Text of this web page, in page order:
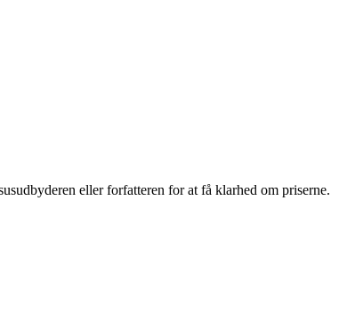
eller forfatteren for at få klarhed om priserne.